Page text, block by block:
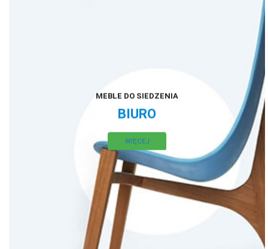
MEBLE DO SIEDZENIA
BIURO
WIĘCEJ